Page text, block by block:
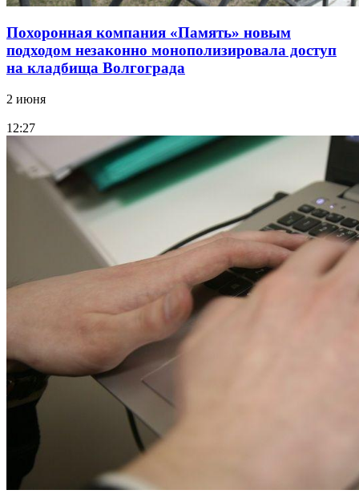
Похоронная компания «Память» новым
подходом незаконно монополизировала доступ
на кладбища Волгограда
2 июня
12:27